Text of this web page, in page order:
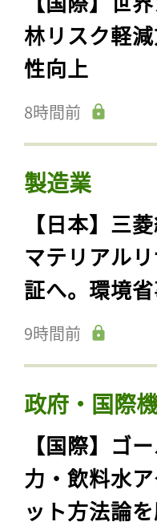
林リスク軽
性向上
8時間前
製造業
【日本】三
マテリアル
証へ。環境
9時間前
政府・国際
【国際】ゴ
力・飲料水
ット方法論